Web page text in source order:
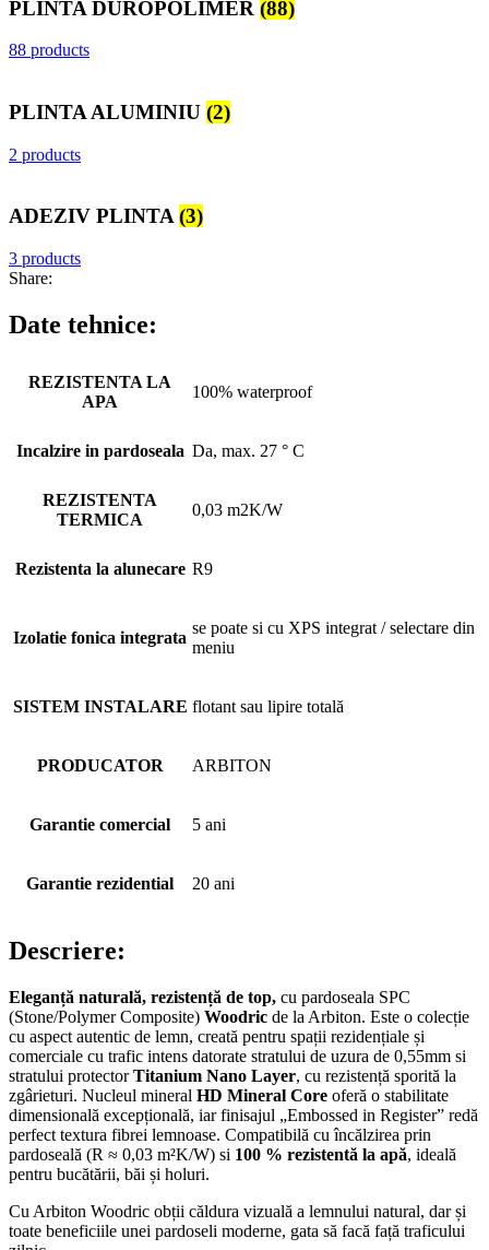
PLINTA DUROPOLIMER (88)
88 products
PLINTA ALUMINIU (2)
2 products
ADEZIV PLINTA(3)
3 products
Share:
Date tehnice:
REZISTENTA LA
APA
100% waterproof
Incalzire in pardoseala Da, max. 27 ° C
REZISTENTA
TERMICA
0,03 m2K/W
Rezistenta la alunecare R9
Izolatie fonica integrata
se poate si cu XPS integrat / selectare din
meniu
SISTEM INSTALARE flotant sau lipire totală
PRODUCATOR ARBITON
Garantie comercial 5 ani
Garantie rezidential 20 ani
Descriere:
Eleganță naturală, rezistență de top, cu pardoseala SPC
(Stone/Polymer Composite) Woodric de la Arbiton. Este o colecție
cu aspect autentic de lemn, creată pentru spații rezidențiale și
comerciale cu trafic intens datorate stratului de uzura de 0,55mm si
stratului protectorTitanium Nano Layer, cu rezistență sporită la
zgârieturi. Nucleul mineral HD Mineral Core oferă o stabilitate
dimensională excepțională, iar finisajul „Embossed in Register” redă
perfect textura fibrei lemnoase. Compatibilă cu încălzirea prin
pardoseală (R ≈ 0,03 m²K/W) si 100 % rezistentă la apă, ideală
pentru bucătării, băi și holuri.
Cu Arbiton Woodric obții căldura vizuală a lemnului natural, dar și
toate beneficiile unei pardoseli moderne, gata să facă față traficului